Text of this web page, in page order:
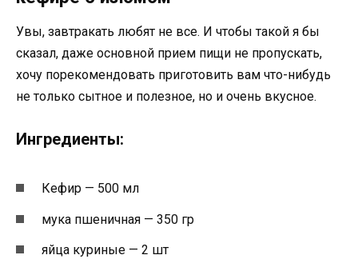
Увы, завтракать любят не все. И чтобы такой я бы
сказал, даже основной прием пищи не пропускать,
хочу порекомендовать приготовить вам что-нибудь
не только сытное и полезное, но и очень вкусное.
Ингредиенты:
Кефир — 500 мл
мука пшеничная — 350 гр
яйца куриные — 2 шт